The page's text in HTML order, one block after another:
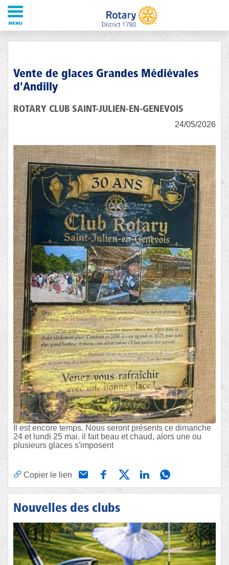
Vente de glaces Grandes Médiévales
d'Andilly
ROTARY CLUB SAINT-JULIEN-EN-GENEVOIS
24/05/2026
Il est encore temps. Nous seront présents ce dimanche
24 et lundi 25 mai. il fait beau et chaud, alors une ou
plusieurs glaces s'imposent
Copier le lien
Nouvelles des clubs